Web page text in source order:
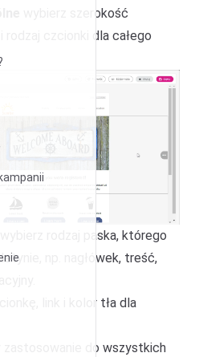
wybierz szerokość
rodzaj czcionki dla całego
wybierz rodzaj paska, którego
np. nagłówek, treść,
link i kolor tła dla
zastosowanie do wszystkich